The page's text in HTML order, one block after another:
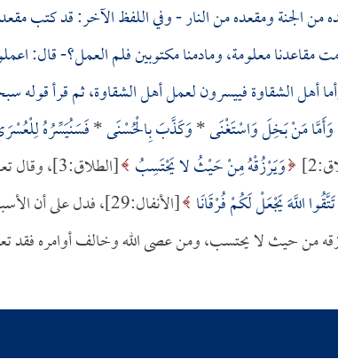
الجنة ومقعده من النار - وفي اللفظ الآخر: قد كتب
مقاعدنا معلومة، ومادمنا مكتوبين فلم العمل؟- قال:
أهل الشقاوة فييسرون لعمل أهل الشقاوة، ثم قرأ قوله
وَأَمَّا مَنْ بَخِلَ وَاسْتَغْنَى*وَكَذَّبَ بِالْحُسْنَى*فَسَنُيَسِّرُهُ
وَيَرْزُقْهُ مِنْ حَيْثُ لا يَحْتَسِبُ [الطلاق:3]، وقال تعالى:
اللَّهَ يَجْعَلْ لَكُمْ فُرْقَانًا
[الأنفال:29]، فدل على
من حيث لا يحتسب، ومن عصى الله وخالف أوامره